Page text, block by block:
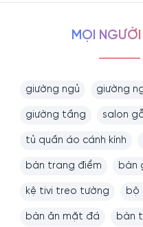
MỌI NGƯỜI
giường ngủ giường
giường tầng salon
tủ quần áo cánh kính
bàn trang điểm bàn
kệ tivi treo tường bộ
bàn ăn mặt đá bàn